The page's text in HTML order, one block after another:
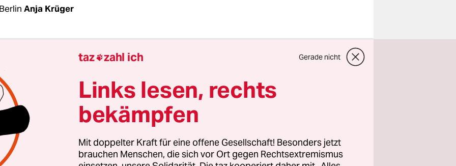
Anja Krüger
Menschen in Deutschland sind überschuldet und haben
Probleme, und nicht nur wirtschaftliche. Doch wie
genau betroffen sind, weiß der Staat nicht – und
nicht angemessen gegensteuern. In der neuen
Schulden, staatliche Misere“ zeigt die
Finanzwende Recherche, wie sich die Politik eine bessere
verschaffen könnte.
taz zahl ich Gerade nicht
Links lesen, rechts
bekämpfen
Mit doppelter Kraft für eine offene Gesellschaft! Besonders jetzt
brauchen Menschen, die sich vor Ort gegen Rechtsextremismus